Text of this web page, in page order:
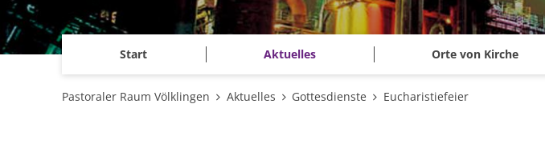
Start Aktuelles Orte von Kirche
Pastoraler Raum Völklingen Aktuelles Gottesdienste Eucharistiefeier